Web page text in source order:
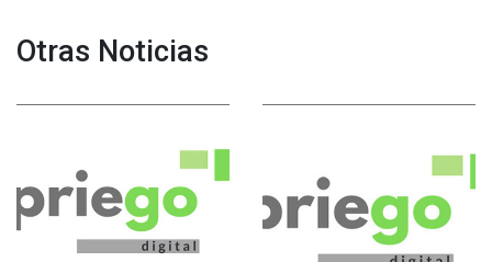
Otras Noticias